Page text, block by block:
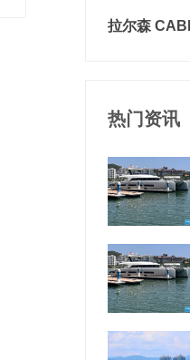
拉尔森
热门资讯